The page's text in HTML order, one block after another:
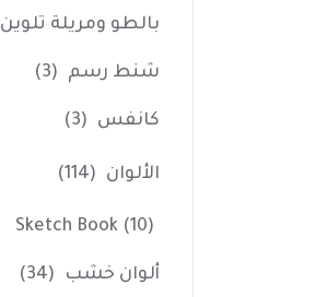
بالطو ومريلة تلوين
شنط رسم (3)
كانفس (3)
الألوان (114)
Sketch Book (10)
ألوان خشب (34)